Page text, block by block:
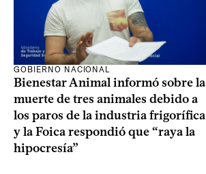
GOBIERNO NACIONAL
Bienestar Animal informó sobre la
muerte de tres animales debido a
los paros de la industria frigorífica
y la Foica respondió que “raya la
hipocresía”